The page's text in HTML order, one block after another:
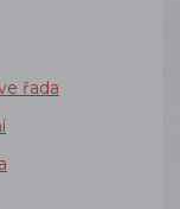
řada